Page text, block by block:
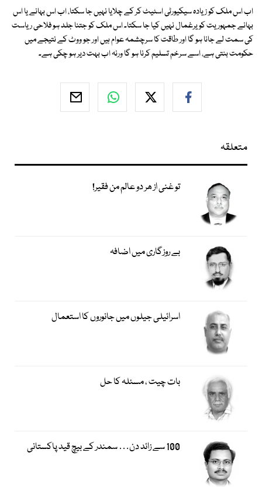
اب اس ملک کو زیادہ سیکیورٹی اسٹیٹ کر کے چلایا نہیں جا سکتا، اب اس بہانے یا اس
بہانے جمہوریت کو یرغمال نہیں کیا جا سکتا۔ اس ملک کو جتنا جلد ہو فلاحی ریاست
کی سمت لے جانا ہو گا اور طاقت کا سرچشمہ عوام ہیں اور جو ووٹ کے نتیجے میں
حکومت بنتی ہے، اسے سرخم تسلیم کرنا ہو گا ورنہ اب بہت دیر ہو چکی ہے۔
متعلقہ
تو غنی از ھر دو عالم من فقیر!
بے روزگاری میں اضافہ
اسرائیلی جیلوں میں جانوروں کا استعمال
بات چیت ، مسئلہ کا حل
100 سے زائد دن… سمندر کے بیچ قید پاکستانی